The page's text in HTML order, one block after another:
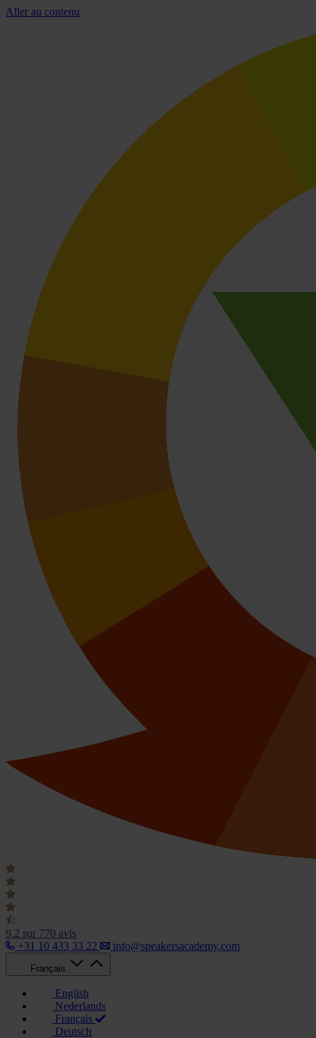
Aller au contenu
9.2 sur 770 avis
+31 10 433 33 22
info@speakersacademy.com
Français
English
Nederlands
Français
Deutsch